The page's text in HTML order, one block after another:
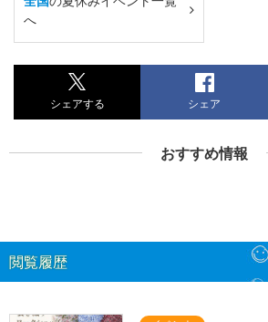
へ
シェアする シェア
おすすめ情報
閲覧履歴